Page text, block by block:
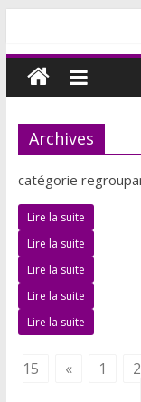
Archives
catégorie
Lire la suite
Lire la suite
Lire la suite
Lire la suite
Lire la suite
15
« 1 2